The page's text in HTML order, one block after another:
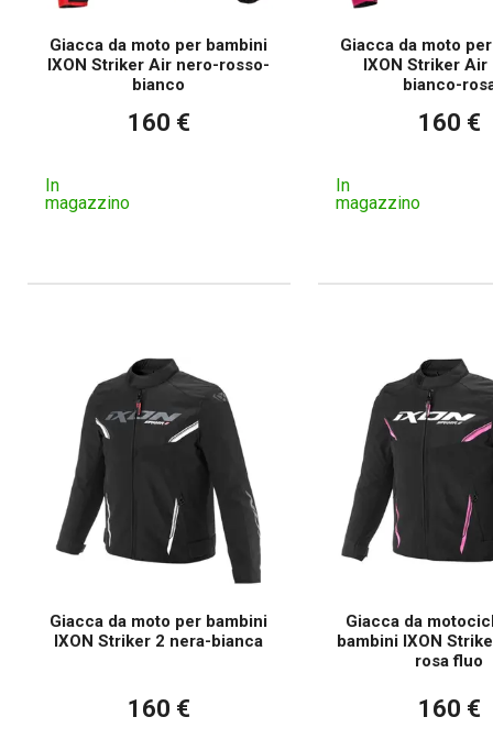
Giacca da moto per bambini
IXON Striker Air nero-rosso-
bianco
160 €
In
magazzino
Giacca da moto
IXON Striker
bianco-
160 €
In
magazzino
Giacca da moto per bambini
IXON Striker 2 nera-bianca
160 €
Giacca da
bambini IXON
rosa fluo
160 €